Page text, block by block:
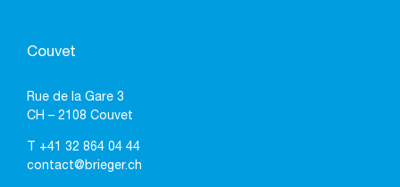
Couvet
Rue de la Gare 3
CH – 2108 Couvet
+41 32 864 04 44
contact@brieger.ch